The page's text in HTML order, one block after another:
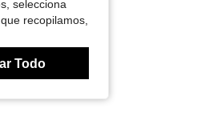
selecciona
recopilamos,
Todo